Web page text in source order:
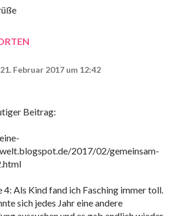
21. Februar 2017 um 12:42
Beitrag:
2017/02/gemeinsam-
4: Als Kind fand ich Fasching immer toll.
sich jedes Jahr eine andere